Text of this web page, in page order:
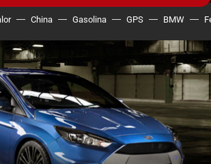
China Gasolina GPS BMW